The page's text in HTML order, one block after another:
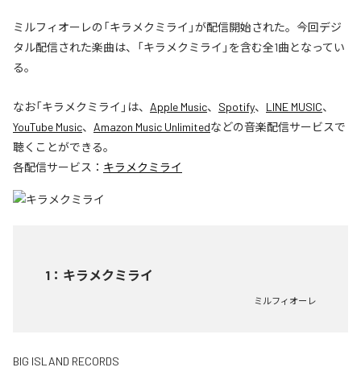
ミルフィオーレの「キラメクミライ」が配信開始された。今回デジ
タル配信された楽曲は、「キラメクミライ」を含む全1曲となってい
る。
なお「キラメクミライ 」は、 Apple Music、 Spotify、 LINE MUSIC、
YouTube Music、 Amazon Music Unlimitedなどの音楽配信サービスで
聴くことができる。
各配信サービス： キラメクミライ
1 ： キラメクミライ
ミルフィオーレ
BIG ISLAND RECORDS